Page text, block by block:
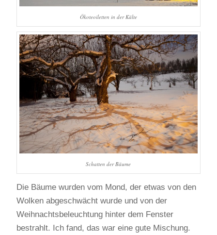
Ökoteoiletten in der Kälte
Schatten der Bäume
Die Bäume wurden vom Mond, der etwas von den
Wolken abgeschwächt wurde und von der
Weihnachtsbeleuchtung hinter dem Fenster
bestrahlt. Ich fand, das war eine gute Mischung.